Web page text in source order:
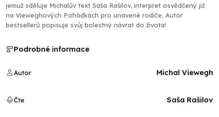
jemuž sděluje Michalův text Saša Rašilov, interpret osvědčený již
na Vieweghových Pohádkách pro unavené rodiče. Autor
bestsellerů popisuje svůj bolestný návrat do života!
Podrobné informace
Autor Michal Viewegh
Čte Saša Rašilov